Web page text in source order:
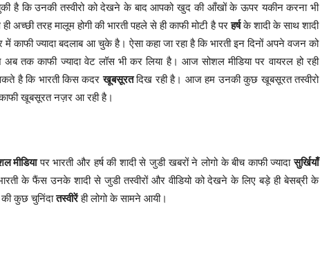
है कि उनकी तस्वीरो को देखने के बाद आपको खुद की आँखों के ऊपर यकीन करना भी
अच्छी तरह मालूम होगी की भारती पहले से ही काफी मोटी है परहर्षके शादी के साथ शादी
ज्यादा बदलाब आ चुके है। ऐसा कहा जा रहा है कि भारती इन दिनों अपने वजन को
तक काफी ज्यादा वेट लॉस भी कर लिया है। आज सोशल मीडिया पर वायरल हो रही
है कि भारती किस कदरखूबसूरतदिख रही है। आज हम उनकी कुछ खूबसूरत तस्वीरो
खूबसूरत नज़र आ रही है।
मीडियापर भारती और हर्ष की शादी से जुडी खबरों ने लोगो के बीच काफी ज्यादासुर्खियाँ
के फैंस उनके शादी से जुडी तस्वीरों और वीडियो को देखने के लिए बड़े ही बेसब्री के
की कुछ चुनिंदातस्वीरेंही लोगो के सामने आयी।